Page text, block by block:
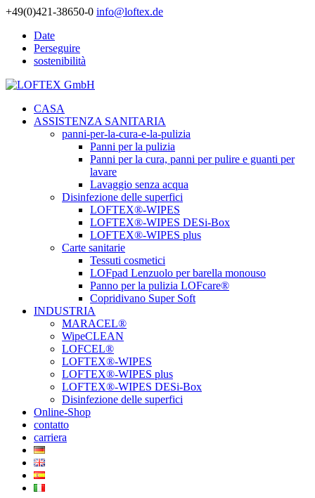
+49(0)421-38650-0 info@loftex.de
Date
Perseguire
sostenibilità
CASA
ASSISTENZA SANITARIA
panni-per-la-cura-e-la-pulizia
Panni per la pulizia
Panni per la cura, panni per pulire e guanti per
lavare
Lavaggio senza acqua
Disinfezione delle superfici
LOFTEX®-WIPES
LOFTEX®-WIPES DESi-Box
LOFTEX®-WIPES plus
Carte sanitarie
Tessuti cosmetici
LOFpad Lenzuolo per barella monouso
Panno per la pulizia LOFcare®
Copridivano Super Soft
INDUSTRIA
MARACEL®
WipeCLEAN
LOFCEL®
LOFTEX®-WIPES
LOFTEX®-WIPES plus
LOFTEX®-WIPES DESi-Box
Disinfezione delle superfici
Online-Shop
contatto
carriera